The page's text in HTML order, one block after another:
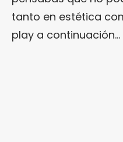
tanto en estética
play a continuación…